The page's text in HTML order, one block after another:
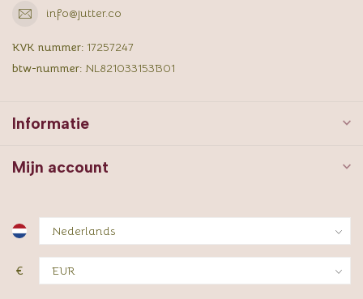
info@jutter.co
KVK nummer: 17257247
btw-nummer: NL821033153B01
Informatie
Mijn account
€